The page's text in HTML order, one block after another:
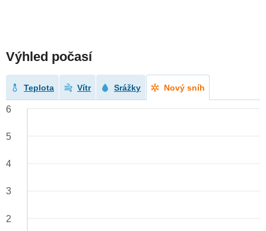
Výhled počasí
Teplota Vítr Srážky Nový sníh
6
5
4
3
2